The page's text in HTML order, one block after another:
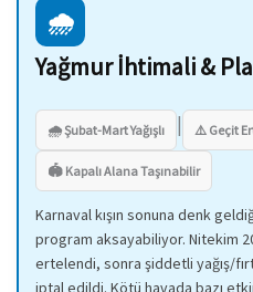
🌧️
Yağmur İhtimali &
🌧️ Şubat-Mart Yağışlı | ⚠️ Geçit
🏟️ Kapalı Alana Taşınabilir
Karnaval kışın sonuna denk
program aksayabiliyor. Nitekim
ertelendi, sonra şiddetli yağış/
iptal edildi. Kötü havada bazı